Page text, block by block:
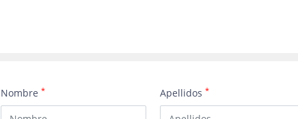
Nombre* Apellidos*